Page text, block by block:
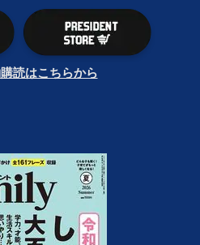
読はこちらから